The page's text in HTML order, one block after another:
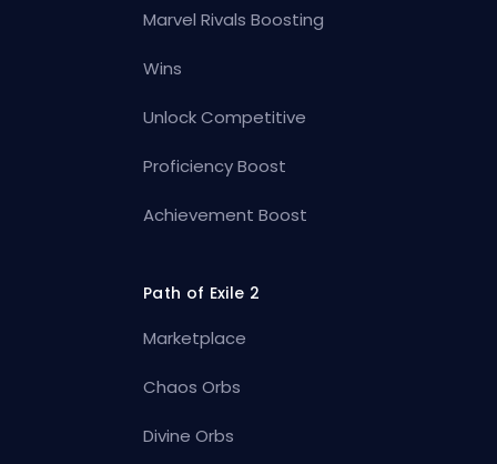
Marvel Rivals Boosting
Wins
Unlock Competitive
Proficiency Boost
Achievement Boost
Path of Exile 2
Marketplace
Chaos Orbs
Divine Orbs